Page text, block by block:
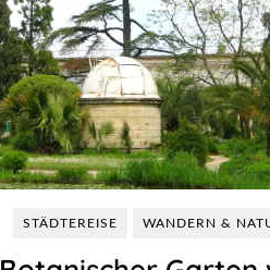
STÄDTEREISE WANDERN &